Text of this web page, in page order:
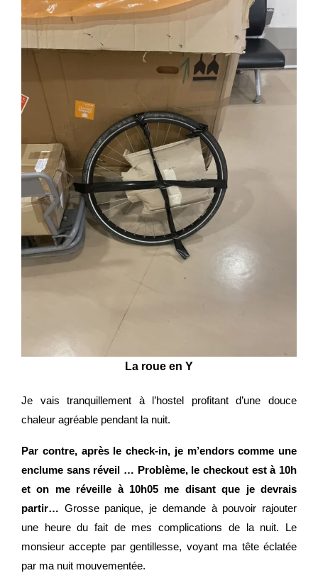
La roue en Y
Je vais tranquillement à l’hostel profitant d’une douce
chaleur agréable pendant la nuit.
Par contre, après le check-in, je m’endors comme une
enclume sans réveil … Problème, le checkout est à 10h
et on me réveille à 10h05 me disant que je devrais
partir… Grosse panique, je demande à pouvoir rajouter
une heure du fait de mes complications de la nuit. Le
monsieur accepte par gentillesse, voyant ma tête éclatée
par ma nuit mouvementée.